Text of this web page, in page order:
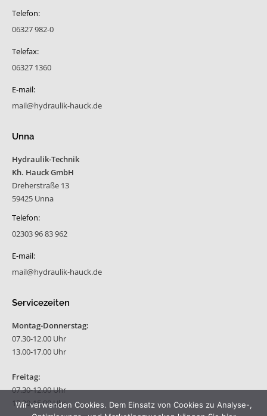
Telefon:
06327 982-0
Telefax:
06327 1360
E-mail:
mail@hydraulik-hauck.de
Unna
Hydraulik-Technik
Kh. Hauck GmbH
Dreherstraße 13
59425 Unna
Telefon:
02303 96 83 962
E-mail:
mail@hydraulik-hauck.de
Servicezeiten
Montag-Donnerstag:
07.30-12.00 Uhr
13.00-17.00 Uhr
Freitag:
07.30-12.00 Uhr
13.00-15.00 Uhr
Wir verwenden Cookies. Dem Einsatz von Cookies zu Analyse-,